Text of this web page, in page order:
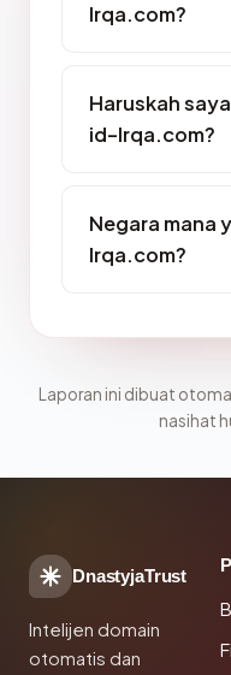
lrqa.com?
Haruskah
id-lrqa.com?
Negara mana
lrqa.com?
Laporan ini dibuat
nasihat
DnastyjaTrust
Intelijen domain
otomatis dan